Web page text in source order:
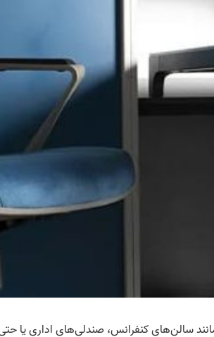
سالن‌های کنفرانس، صندلی‌های اداری یا